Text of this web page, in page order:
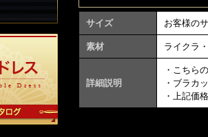
サイズ お客様の
素材 ライクラ
詳細説明
・こちら
・ブラカ
・上記価